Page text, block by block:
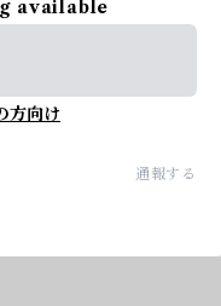
available
方向け
通報する